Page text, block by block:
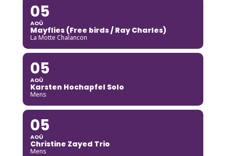
05
AOÛ
Mayflies (Free birds / Ray Charles)
La Motte Chalancon
05
AOÛ
Karsten Hochapfel Solo
Mens
05
AOÛ
Christine Zayed Trio
Mens